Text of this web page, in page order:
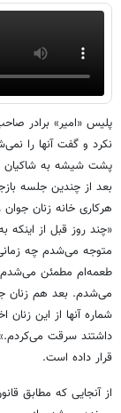
پلیس «امیر» برادر
نکرد و گفت آنها را
پشت شیشه به شاکیان
بعد از چندین جلسه
هرکاری خانه زنان
«چند روز قبل از
متوجه می‌شدم چه
طعمه‌ام مطمئن می‌شدم
می‌شدم. بعد هم زنان
شماره آنها از این
داشتند سرقت
قرار داده است.
از آنجایی که مطابق